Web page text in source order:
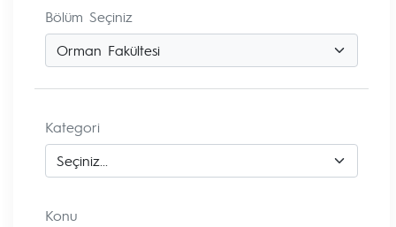
Bölüm Seçiniz
Kategori
Konu